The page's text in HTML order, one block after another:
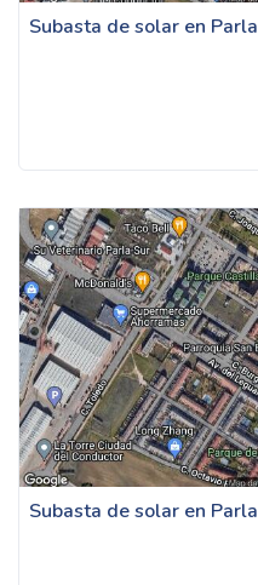
Subasta de solar en Parla
Subasta de solar en Parla